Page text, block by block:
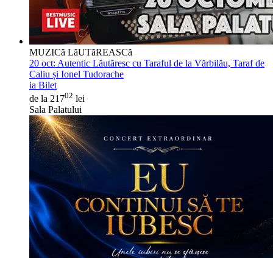
MUZICă LăUTăREASCă
20 oct: Autentic Lăutăresc cu Taraful de la Vărbilău, Taraf de
Caliu și Ionel Tudorache
ia Bilet
de la 21702 lei
Sala Palatului